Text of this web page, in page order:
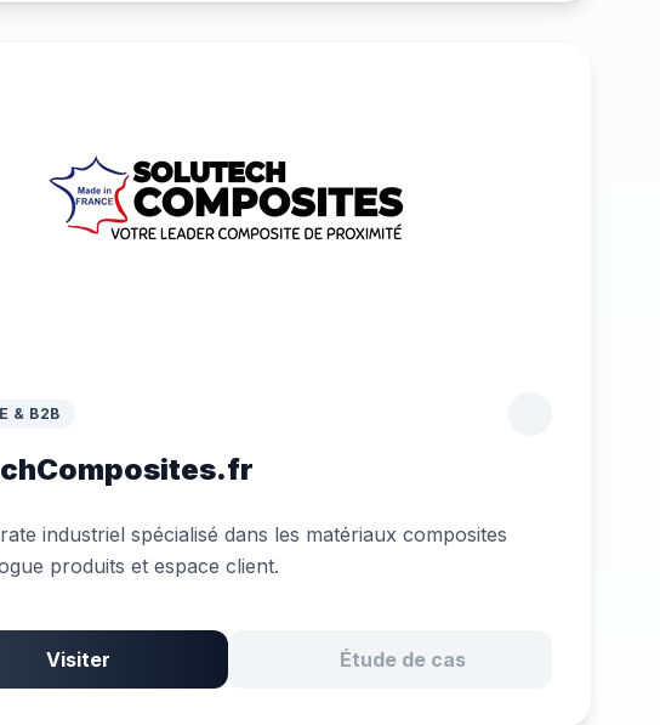
& B2B
industriel spécialisé dans les matériaux composites
produits et espace client.
Visiter Étude de cas